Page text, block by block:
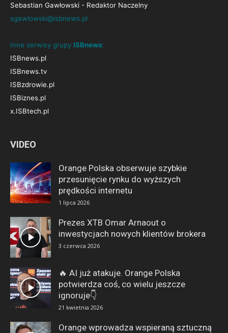
Sebastian Gawłowski - Redaktor Naczelny
sgawlowski@isbnews.pl
Inne serwisy grupy ISBnews:
ISBnews.pl
ISBnews.tv
ISBzdrowie.pl
ISBiznes.pl
x.ISBtech.pl
VIDEO
Orange Polska obserwuje szybkie
przesunięcie rynku do wyższych
prędkości internetu
1 lipca 2026
Prezes XTB Omar Arnaout o
inwestycjach nowych klientów brokera
3 czerwca 2026
🔥 AI już atakuje. Orange Polska
potwierdza coś, co wielu jeszcze
ignoruje👇
21 kwietnia 2026
Orange wprowadza wspieraną sztuczną